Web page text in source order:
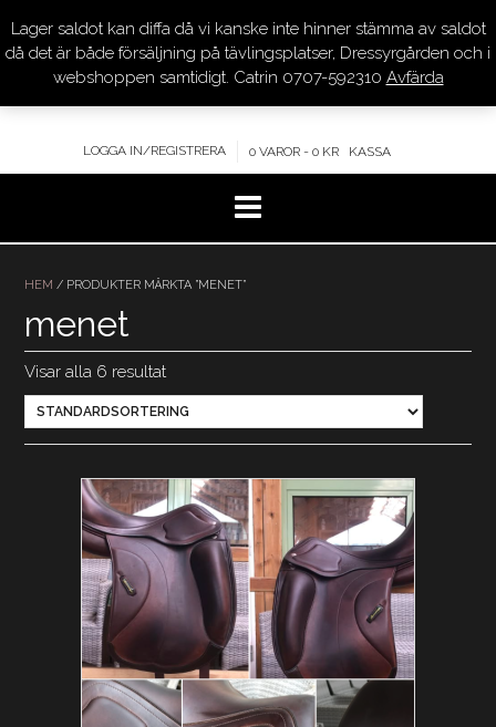
DRESSYR.COM
KVALITET – KOMPETENS – SERVICE
LOGGA IN/REGISTRERA 0 VAROR - 0 KR KASSA
HEM / PRODUKTER MÄRKTA ”MENET”
menet
Visar alla 6 resultat
Lager saldot kan diffa då vi kanske inte hinner stämma av saldot
då det är både försäljning på tävlingsplatser, Dressyrgården och i
webshoppen samtidigt. Catrin 0707-592310 Avfärda